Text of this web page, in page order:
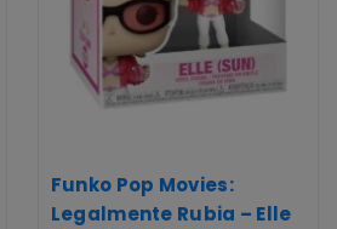
Funko Pop Movies:
Legalmente Rubia – Elle